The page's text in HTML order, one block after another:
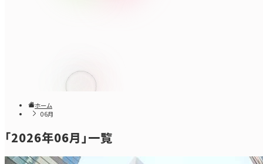
ホーム
06月
｢2026年06月｣一覧